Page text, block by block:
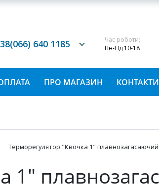
640 1185
Час роботи:
Пн-Нд 10-18
ПРО МАГАЗИН КОНТАКТИ
Терморегулятор "Квочка 1" плавнозагасаючий
1"